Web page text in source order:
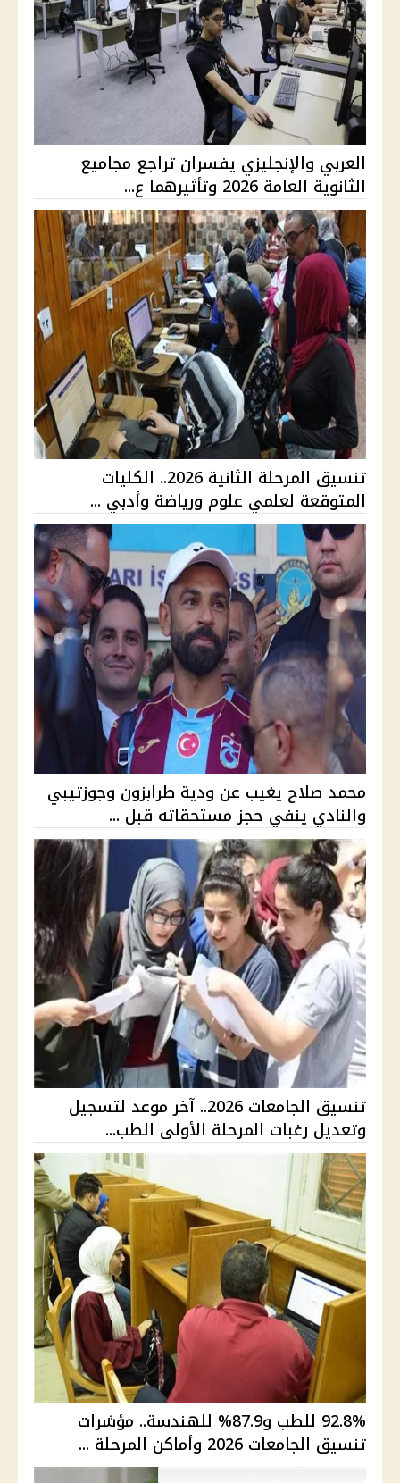
العربي والإنجليزي يفسران تراجع مجاميع
الثانوية العامة 2026 وتأثيرهما ع...
تنسيق المرحلة الثانية 2026.. الكليات
المتوقعة لعلمي علوم ورياضة وأدبي ...
محمد صلاح يغيب عن ودية طرابزون وجوزتيبي
والنادي ينفي حجز مستحقاته قبل ...
تنسيق الجامعات 2026.. آخر موعد لتسجيل
وتعديل رغبات المرحلة الأولى الطب...
92.8% للطب و87.9% للهندسة.. مؤشرات
تنسيق الجامعات 2026 وأماكن المرحلة ...